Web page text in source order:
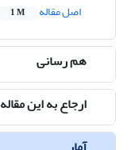
اصل مقاله
1 M
هم رسانی
ارجاع به این مقاله